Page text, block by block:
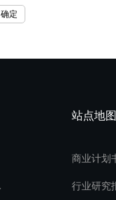
确定
站点地图
商业计划
行业研究